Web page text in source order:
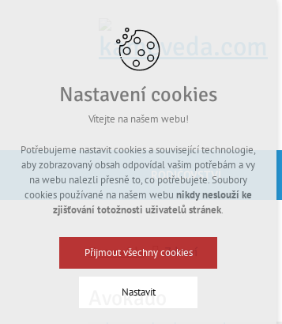
RODIČOVSTVÍ
Kamevéda Zdraví
Avokádo
Nastavení cookies
Vítejte na našem webu!
Potřebujeme nastavit cookies a související technologie,
aby zobrazovaný obsah odpovídal vašim potřebám a vy
na webu nalezli přesně to, co potřebujete. Soubory
cookies používané na našem webu nikdy neslouží ke
zjišťování totožnosti uživatelů stránek.
Přijmout všechny cookies
Nastavit